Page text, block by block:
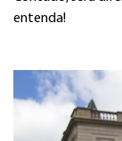
entenda!